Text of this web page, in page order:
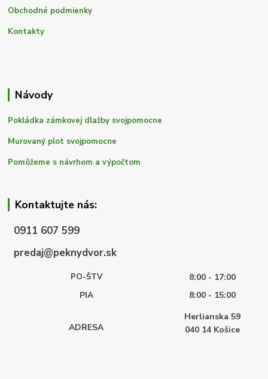
Obchodné podmienky
Kontakty
Návody
Pokládka zámkovej dlažby svojpomocne
Murovaný plot svojpomocne
Pomôžeme s návrhom a výpočtom
Kontaktujte nás:
0911 607 599
predaj@peknydvor.sk
PO-ŠTV
8:00 - 17:00
PIA
8:00 - 15:00
ADRESA
Herlianska 59
040 14 Košice